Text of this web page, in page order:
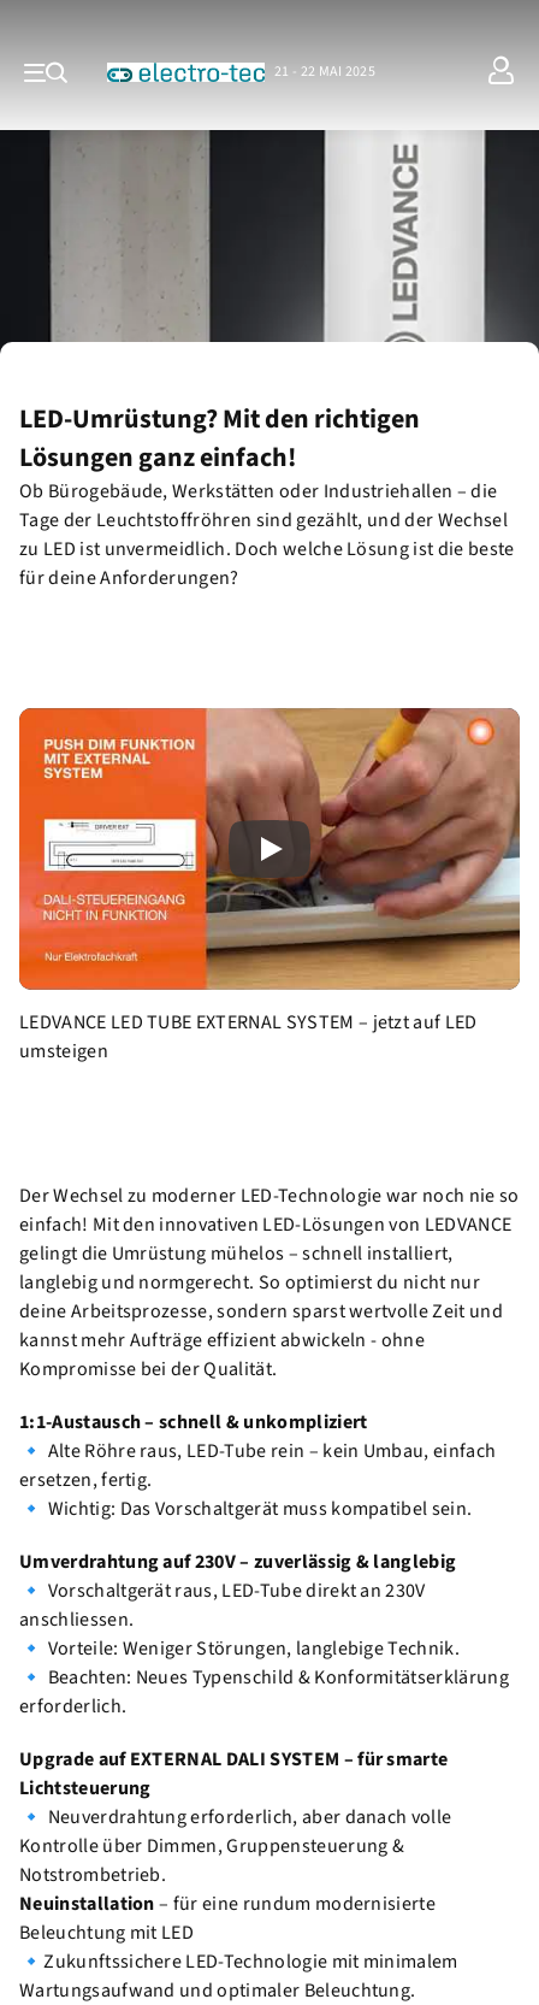
21 - 22 MAI 2025
LED-Umrüstung? Mit den richtigen
Lösungen ganz einfach!
Ob Bürogebäude, Werkstätten oder Industriehallen – die
Tage der Leuchtstoffröhren sind gezählt, und der Wechsel
zu LED ist unvermeidlich. Doch welche Lösung ist die beste
für deine Anforderungen?
Play
LEDVANCE LED TUBE EXTERNAL SYSTEM – jetzt auf LED
umsteigen
Der Wechsel zu moderner LED-Technologie war noch nie so
einfach! Mit den innovativen LED-Lösungen von LEDVANCE
gelingt die Umrüstung mühelos – schnell installiert,
langlebig und normgerecht. So optimierst du nicht nur
deine Arbeitsprozesse, sondern sparst wertvolle Zeit und
kannst mehr Aufträge effizient abwickeln - ohne
Kompromisse bei der Qualität.
1:1-Austausch – schnell & unkompliziert
🔹 Alte Röhre raus, LED-Tube rein – kein Umbau, einfach
ersetzen, fertig.
🔹 Wichtig: Das Vorschaltgerät muss kompatibel sein.
Umverdrahtung auf 230V – zuverlässig & langlebig
🔹 Vorschaltgerät raus, LED-Tube direkt an 230V
anschliessen.
🔹 Vorteile: Weniger Störungen, langlebige Technik.
🔹 Beachten: Neues Typenschild & Konformitätserklärung
erforderlich.
Upgrade auf EXTERNAL DALI SYSTEM – für smarte
Lichtsteuerung
🔹 Neuverdrahtung erforderlich, aber danach volle
Kontrolle über Dimmen, Gruppensteuerung &
Notstrombetrieb.
Neuinstallation– für eine rundum modernisierte
Beleuchtung mit LED
🔹Zukunftssichere LED-Technologie mit minimalem
Wartungsaufwand und optimaler Beleuchtung.